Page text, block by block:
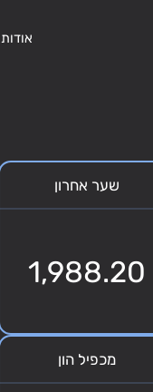
אודות
שער אחרון
1,988.20
מכפיל הון